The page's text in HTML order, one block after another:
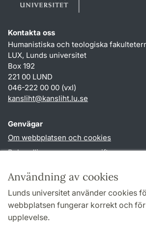
Användning av cookies
Lunds universitet använder cookies
webbplatsen fungerar korrekt och
upplevelse.
Kontakta oss
Humanistiska och teologiska
LUX, Lunds universitet
Box 192
221 00 LUND
046-222 00 00 (vxl)
kansliht@kansliht.lu.se
Genvägar
Om webbplatsen och cookies
Behandling av personuppgifter
TYPO3-login
Följ oss i sociala medier